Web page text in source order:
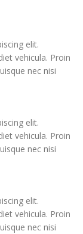
elit.
vehicula. Proin
nec nisi
elit.
vehicula. Proin
nec nisi
elit.
vehicula. Proin
nec nisi